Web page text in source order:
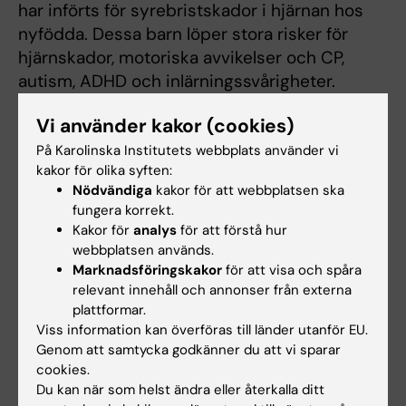
har införts för syrebristskador i hjärnan hos
nyfödda. Dessa barn löper stora risker för
hjärnskador, motoriska avvikelser och CP,
autism, ADHD och inlärningssvårigheter.
Forskningen i vår grupp syftar till att få en
ökad kunskap om hur hjärnan utvecklas hos
barn som varit kritiskt sjuka som nyfödda.
Med magnetkameraundersökning studerar vi
mognaden och tillväxten av hjärnan under
nyföddhetsperioden och barnaåren och
relaterar dessa resultat till hur det går för
barnet i olika tester (kognitiva, neurologiska
och beteendemässiga) vid skolstart.
Resultaten kan ge helt nya kunskaper om hur
hjärnans basala funktioner utvecklas under
barnaåren, men huvudmålet är att använda
Vi använder kakor (cookies)
På Karolinska Institutets webbplats använder vi
kakor för olika syften:
Nödvändiga kakor för att webbplatsen ska
fungera korrekt.
Kakor för analys för att förstå hur
webbplatsen används.
Marknadsföringskakor för att visa och spåra
relevant innehåll och annonser från externa
plattformar.
Viss information kan överföras till länder utanför EU.
Genom att samtycka godkänner du att vi sparar
cookies.
Du kan när som helst ändra eller återkalla ditt